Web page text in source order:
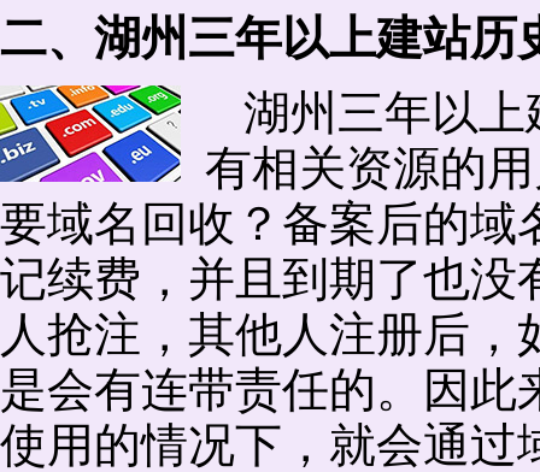
二、湖州三年以上建站历
湖州三年以
有相关资源的
要域名回收？备案后的域
记续费，并且到期了也没
人抢注，其他人注册后
是会有连带责任的。因
使用的情况下，就会通过